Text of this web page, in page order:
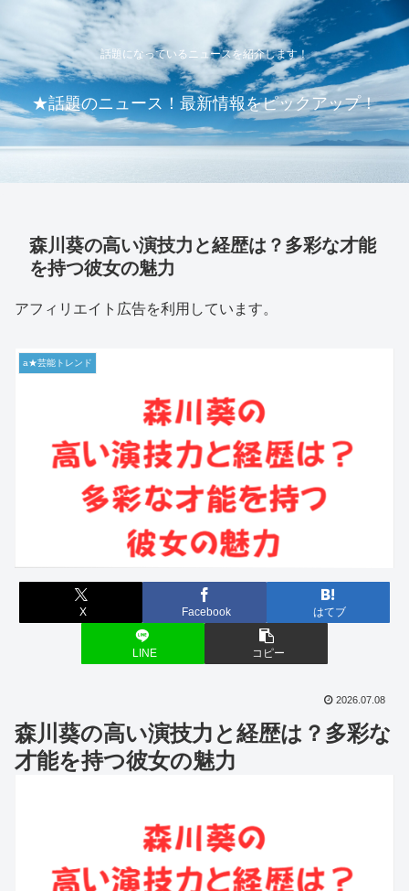
話題になっているニュースを紹介します！
★話題のニュース！最新情報をピックアップ！
森川葵の高い演技力と経歴は？多彩な才能
を持つ彼女の魅力
アフィリエイト広告を利用しています。
a★芸能トレンド
X Facebook はてブ
LINE コピー
2026.07.08
森川葵の高い演技力と経歴は？多彩な
才能を持つ彼女の魅力